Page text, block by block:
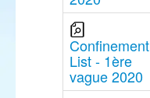
Confinement
List - 1ère
vague 2020